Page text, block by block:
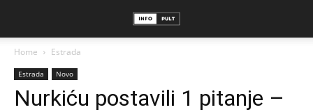
Home Estrada
Estrada Novo
Nurkiću postavili 1 pitanje –